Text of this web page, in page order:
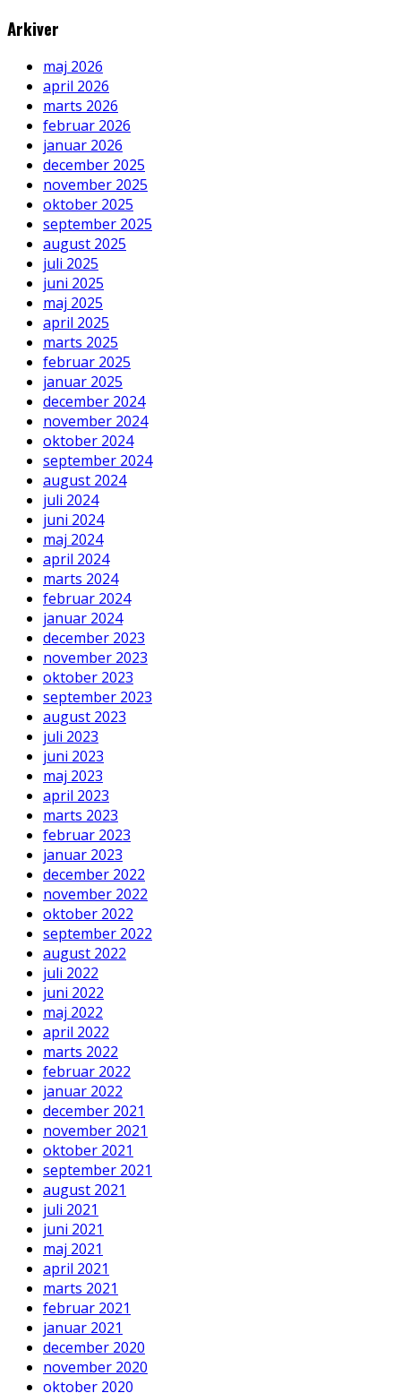
Arkiver
maj 2026
april 2026
marts 2026
februar 2026
januar 2026
december 2025
november 2025
oktober 2025
september 2025
august 2025
juli 2025
juni 2025
maj 2025
april 2025
marts 2025
februar 2025
januar 2025
december 2024
november 2024
oktober 2024
september 2024
august 2024
juli 2024
juni 2024
maj 2024
april 2024
marts 2024
februar 2024
januar 2024
december 2023
november 2023
oktober 2023
september 2023
august 2023
juli 2023
juni 2023
maj 2023
april 2023
marts 2023
februar 2023
januar 2023
december 2022
november 2022
oktober 2022
september 2022
august 2022
juli 2022
juni 2022
maj 2022
april 2022
marts 2022
februar 2022
januar 2022
december 2021
november 2021
oktober 2021
september 2021
august 2021
juli 2021
juni 2021
maj 2021
april 2021
marts 2021
februar 2021
januar 2021
december 2020
november 2020
oktober 2020